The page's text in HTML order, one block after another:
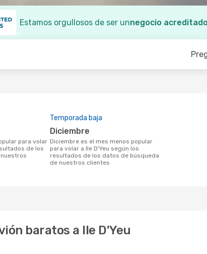
Estamos orgullosos de ser unnegocio
de los
Temporada baja
diciembre
diciembre es el mes menos popular
para volar a Ile D'Yeu según los
resultados de los datos de búsqueda
de nuestros clientes
baratos a Ile D'Yeu